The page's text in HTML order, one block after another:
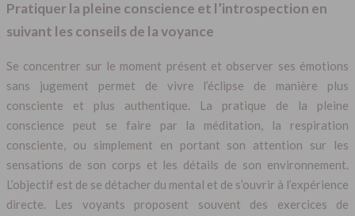
Pratiquer la pleine conscience et l’introspection en
suivant les conseils de la voyance
Se concentrer sur le moment présent et observer ses émotions
sans jugement permet de vivre l’éclipse de manière plus
consciente et plus authentique. La pratique de la pleine
conscience peut se faire par la méditation, la respiration
consciente, ou simplement en portant son attention sur les
sensations de son corps et les détails de son environnement.
L’objectif est de se détacher du mental et de s’ouvrir à l’expérience
directe. Les voyants proposent souvent des exercices de